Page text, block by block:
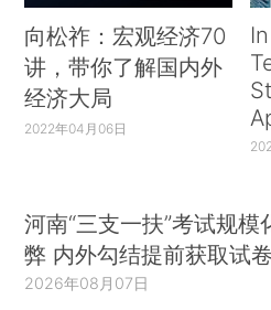
向松祚：宏观经济70
讲，带你了解国内外
经济大局
2022年04月06日
河南“三支一扶”考试规模
弊 内外勾结提前获取试卷
2026年08月07日